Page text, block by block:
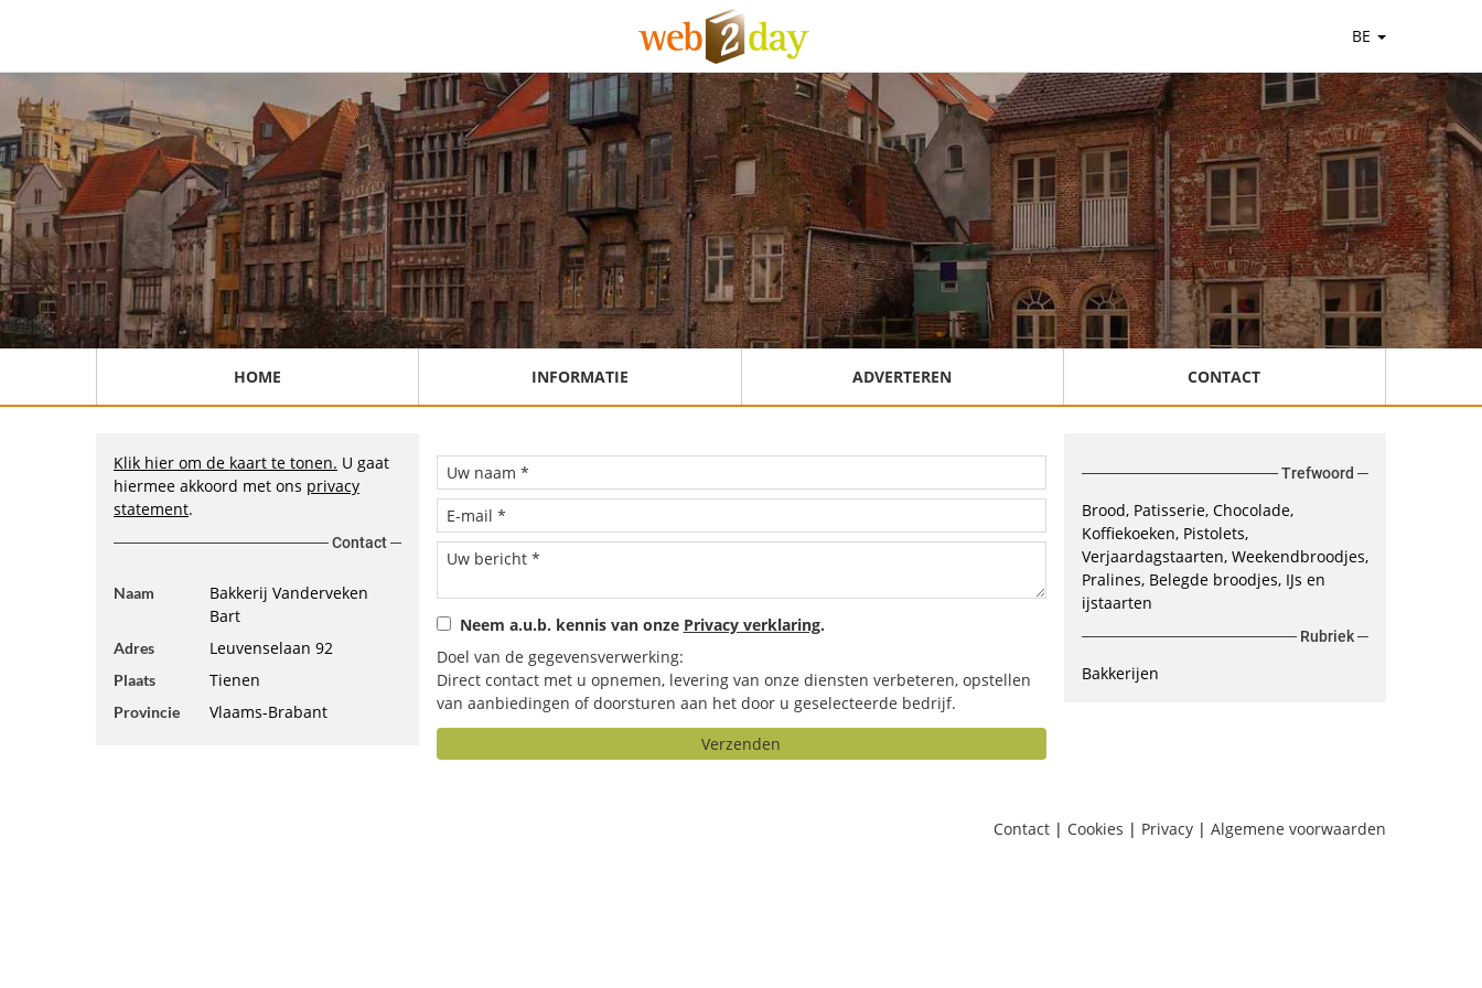
BE
HOME INFORMATIE ADVERTEREN CONTACT
Klik hier om de kaart te tonen. U gaat
hiermee akkoord met ons privacy
statement.
Contact
Naam
Bakkerij Vanderveken
Bart
Adres Leuvenselaan 92
Plaats Tienen
Provincie Vlaams-Brabant
Neem a.u.b. kennis van onze Privacy verklaring.
Doel van de gegevensverwerking:
Direct contact met u opnemen, levering van onze diensten verbeteren, opstellen
van aanbiedingen of doorsturen aan het door u geselecteerde bedrijf.
Verzenden
Trefwoord
Brood, Patisserie, Chocolade,
Koffiekoeken, Pistolets,
Verjaardagstaarten, Weekendbroodjes,
Pralines, Belegde broodjes, IJs en
ijstaarten
Rubriek
Bakkerijen
Contact | Cookies | Privacy | Algemene voorwaarden